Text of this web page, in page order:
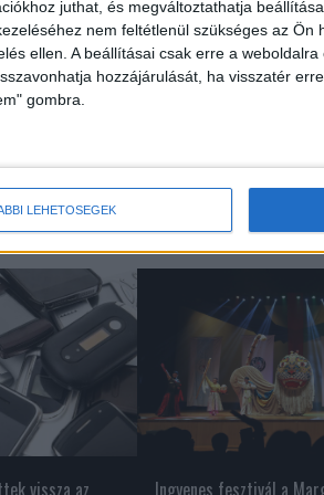
juthat, és megváltoztathatja
nem feltétlenül szükséges az Ön
ellen. A beállításai csak erre a
hozzájárulását, ha visszatér
gombra.
LEHETŐSÉGEK
és a forint érzékenységére az,
hirtelen forintgyengülést
árfolyama. Ennek az alja 395 forint,